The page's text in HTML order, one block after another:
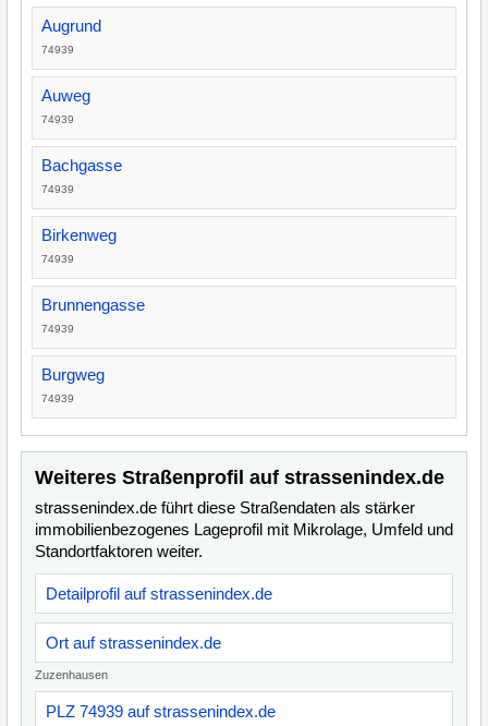
Augrund
74939
Auweg
74939
Bachgasse
74939
Birkenweg
74939
Brunnengasse
74939
Burgweg
74939
Weiteres Straßenprofil auf strassenindex.de
strassenindex.de führt diese Straßendaten als stärker
immobilienbezogenes Lageprofil mit Mikrolage, Umfeld und
Standortfaktoren weiter.
Detailprofil auf strassenindex.de
Ort auf strassenindex.de
Zuzenhausen
PLZ 74939 auf strassenindex.de